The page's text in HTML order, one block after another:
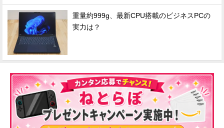
重量約999g、最新CPU搭載のビジネスPCの
実力は？